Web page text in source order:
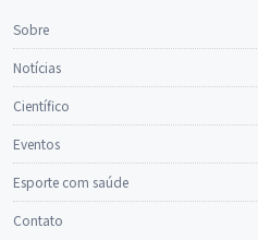
Sobre
Notícias
Científico
Eventos
Esporte com saúde
Contato